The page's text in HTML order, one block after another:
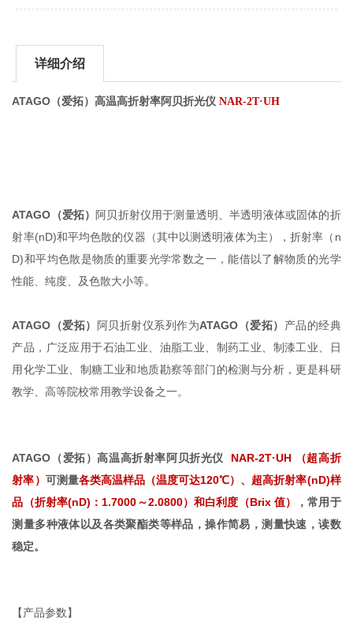
详细介绍
ATAGO（爱拓）高温高折射率阿贝折光仪 NAR-2T·UH
ATAGO（爱拓）阿贝折射仪用于测量透明、半透明液体或固体的折
射率(nD)和平均色散的仪器（其中以测透明液体为主），折射率（n
D)和平均色散是物质的重要光学常数之一，能借以了解物质的光学
性能、纯度、及色散大小等。
ATAGO（爱拓） 阿贝折射仪系列作为ATAGO（爱拓） 产品的经典
产品， 广泛应用于石油工业、油脂工业、制药工业、制漆工业、日
用化学工业、制糖工业和地质勘察等部门的检测与分析，更是科研
教学、高等院校常用教学设备之一。
ATAGO（爱拓）高温高折射率阿贝折光仪
NAR-2T·UH （超高折
射率） 可测量各类高温样品（温度可达120℃）、超高折射率(nD)样
品（折射率(nD)：1.7000～2.0800） 和白利度（Brix 值）
，常用于
测量多种液体以及各类聚酯类等样品，操作简易，测量快速，读数
稳定。
【产品参数】